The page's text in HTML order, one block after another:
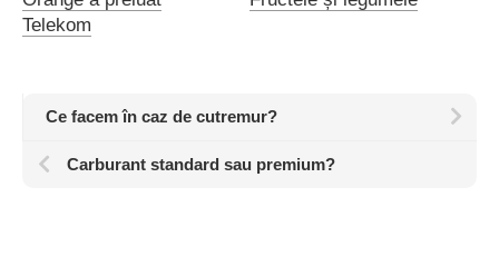
Telekom
Ce facem în caz de cutremur?
Carburant standard sau premium?